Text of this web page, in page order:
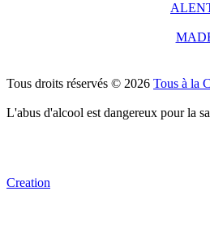
Tous droits réservés © 2026 Tous à la
L'abus d'alcool est dangereux pour la
Creation